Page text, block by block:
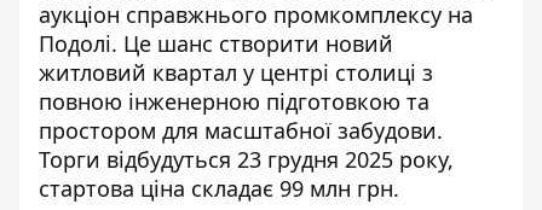
аукціон справжнього промкомплексу на
Подолі. Це шанс створити новий
житловий квартал у центрі столиці з
повною інженерною підготовкою та
простором для масштабної забудови.
Торги відбудуться 23 грудня 2025 року,
стартова ціна складає 99 млн грн.